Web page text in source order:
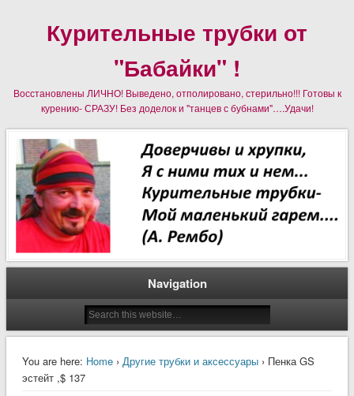
Курительные трубки от
"Бабайки" !
Восстановлены ЛИЧНО! Выведено, отполировано, стерильно!!! Готовы к
курению- СРАЗУ! Без доделок и "танцев с бубнами"….Удачи!
Navigation
You are here: Home› Другие трубки и аксессуары› Пенка GS
эстейт ,$ 137